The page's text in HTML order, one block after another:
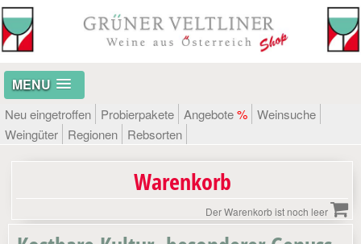
MENU
Neu eingetroffen Probierpakete Angebote% Weinsuche
Weingüter
Regionen Rebsorten
Warenkorb
Der Warenkorb ist noch leer